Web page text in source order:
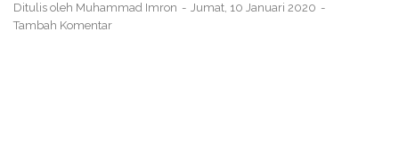
Ditulis oleh Muhammad Imron
Jumat, 10 Januari 2020
Tambah Komentar